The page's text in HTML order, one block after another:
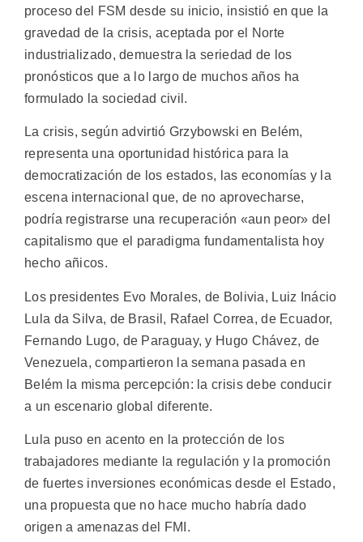
proceso del FSM desde su inicio, insistió en que la
gravedad de la crisis, aceptada por el Norte
industrializado, demuestra la seriedad de los
pronósticos que a lo largo de muchos años ha
formulado la sociedad civil.
La crisis, según advirtió Grzybowski en Belém,
representa una oportunidad histórica para la
democratización de los estados, las economías y la
escena internacional que, de no aprovecharse,
podría registrarse una recuperación «aun peor» del
capitalismo que el paradigma fundamentalista hoy
hecho añicos.
Los presidentes Evo Morales, de Bolivia, Luiz Inácio
Lula da Silva, de Brasil, Rafael Correa, de Ecuador,
Fernando Lugo, de Paraguay, y Hugo Chávez, de
Venezuela, compartieron la semana pasada en
Belém la misma percepción: la crisis debe conducir
a un escenario global diferente.
Lula puso en acento en la protección de los
trabajadores mediante la regulación y la promoción
de fuertes inversiones económicas desde el Estado,
una propuesta que no hace mucho habría dado
origen a amenazas del FMI.